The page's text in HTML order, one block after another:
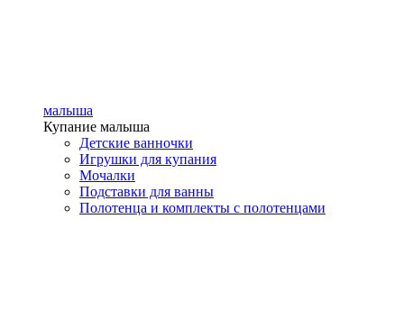
малыша
Купание малыша
Детские ванночки
Игрушки для купания
Мочалки
Подставки для ванны
Полотенца и комплекты с полотенцами